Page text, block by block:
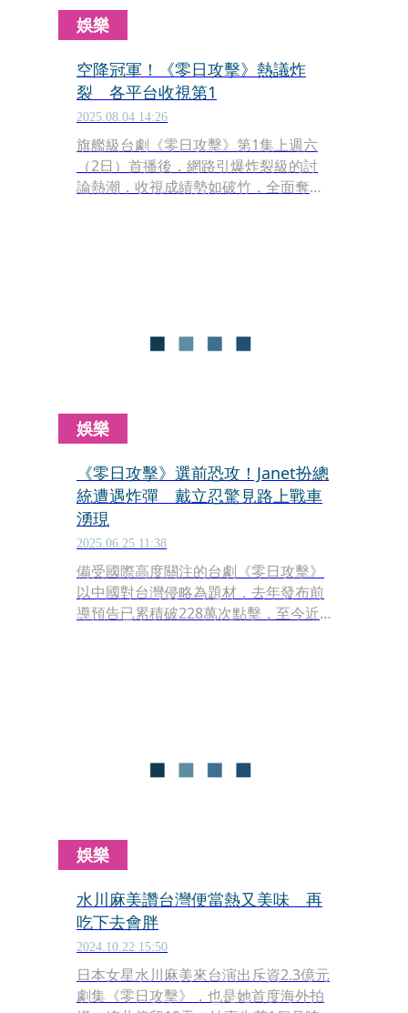
娛樂
空降冠軍！《零日攻擊》熱議炸
裂 各平台收視第1
2025.08.04 14:26
旗艦級台劇《零日攻擊》第1集上週六
（2日）首播後，網路引爆炸裂級的討
論熱潮，收視成績勢如破竹，全面奪
娛樂
《零日攻擊》選前恐攻！Janet扮總
統遭遇炸彈 戴立忍驚見路上戰車
湧現
2025.06.25 11:38
備受國際高度關注的台劇《零日攻擊》
以中國對台灣侵略為題材，去年發布前
導預告已累積破228萬次點擊，至今近
娛樂
水川麻美讚台灣便當熱又美味 再
吃下去會胖
2024.10.22 15:50
日本女星水川麻美來台演出斥資2.3億元
劇集《零日攻擊》，也是她首度海外拍